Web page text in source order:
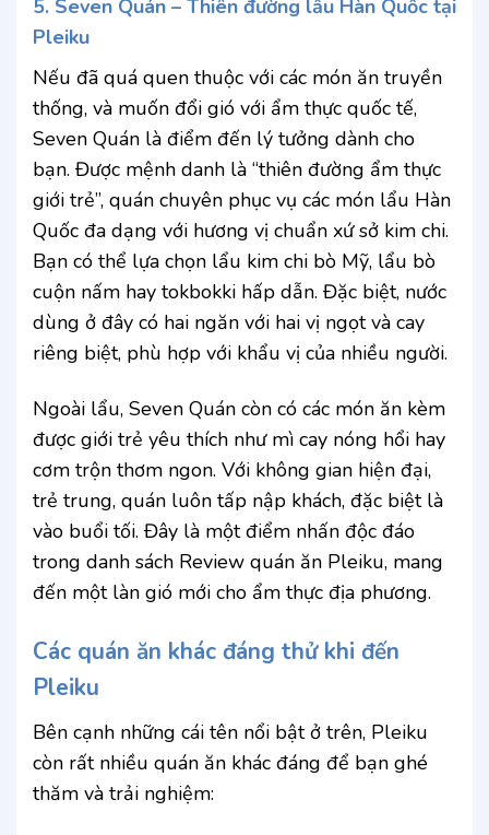
5. Seven Quán – Thiên đường lẩu Hàn Quốc tại
Pleiku
Nếu đã quá quen thuộc với các món ăn truyền
thống, và muốn đổi gió với ẩm thực quốc tế,
Seven Quán là điểm đến lý tưởng dành cho
bạn. Được mệnh danh là “thiên đường ẩm thực
giới trẻ”, quán chuyên phục vụ các món lẩu Hàn
Quốc đa dạng với hương vị chuẩn xứ sở kim chi.
Bạn có thể lựa chọn lẩu kim chi bò Mỹ, lẩu bò
cuộn nấm hay tokbokki hấp dẫn. Đặc biệt, nước
dùng ở đây có hai ngăn với hai vị ngọt và cay
riêng biệt, phù hợp với khẩu vị của nhiều người.
Ngoài lẩu, Seven Quán còn có các món ăn kèm
được giới trẻ yêu thích như mì cay nóng hổi hay
cơm trộn thơm ngon. Với không gian hiện đại,
trẻ trung, quán luôn tấp nập khách, đặc biệt là
vào buổi tối. Đây là một điểm nhấn độc đáo
trong danh sách Review quán ăn Pleiku, mang
đến một làn gió mới cho ẩm thực địa phương.
Các quán ăn khác đáng thử khi đến
Pleiku
Bên cạnh những cái tên nổi bật ở trên, Pleiku
còn rất nhiều quán ăn khác đáng để bạn ghé
thăm và trải nghiệm: